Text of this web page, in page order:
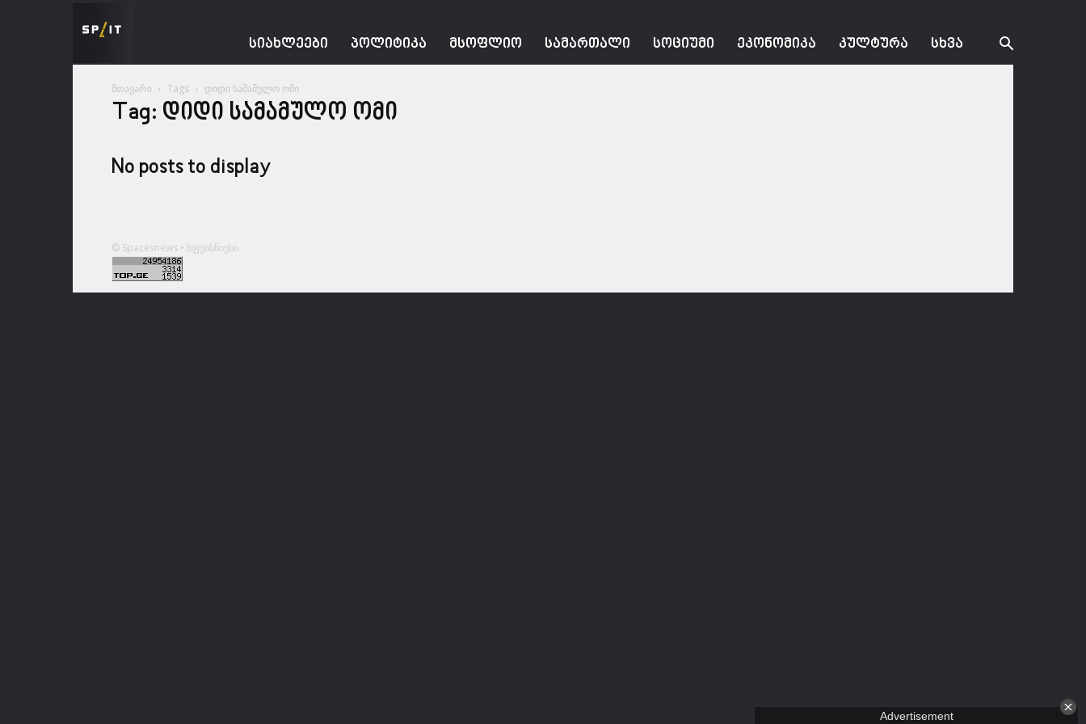
ᲡᲘᲐᲮᲚᲔᲔᲑᲘ ᲞᲝᲚᲘᲢᲘᲙᲐ ᲛᲡᲝᲤᲚᲘᲝ ᲡᲐᲛᲐᲠᲗᲐᲚᲘ ᲡᲝᲪᲘᲣᲛᲘ ᲔᲙᲝᲜᲝᲛᲘᲙᲐ ᲙᲣᲚᲢᲣᲠᲐ ᲡᲮᲕᲐ
მთავარი Tags დიდი სამამულო ომი
Tag: დიდი სამამულო ომი
No posts to display
© Spacesnews • სფეისნიუსი